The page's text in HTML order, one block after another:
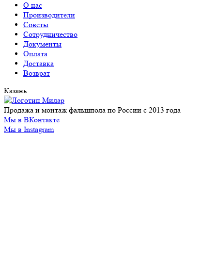
О нас
Производители
Советы
Сотрудничество
Документы
Оплата
Доставка
Возврат
Казань
Продажа и монтаж фальшпола по России с 2013 года
Мы в ВКонтакте
Мы в Instagram